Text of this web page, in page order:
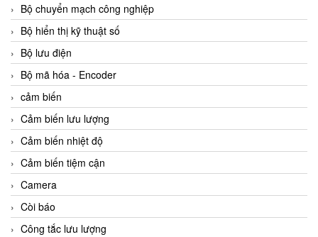
Bộ chuyển mạch công nghiệp
Bộ hiển thị kỹ thuật số
Bộ lưu điện
Bộ mã hóa - Encoder
cảm biến
Cảm biến lưu lượng
Cảm biến nhiệt độ
Cảm biến tiệm cận
Camera
Còi báo
Công tắc lưu lượng